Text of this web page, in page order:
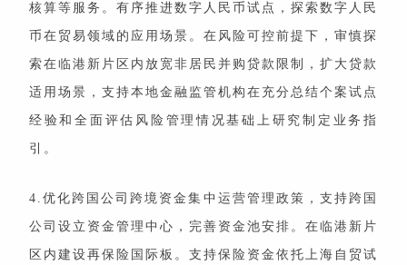
核算等服务。有序推进数字人民币试点，探索数字人民
币在贸易领域的应用场景。在风险可控前提下，审慎探
索在临港新片区内放宽非居民并购贷款限制，扩大贷款
适用场景，支持本地金融监管机构在充分总结个案试点
经验和全面评估风险管理情况基础上研究制定业务指
引。
4.优化跨国公司跨境资金集中运营管理政策，支持跨国
公司设立资金管理中心，完善资金池安排。在临港新片
区内建设再保险国际板。支持保险资金依托上海自贸试